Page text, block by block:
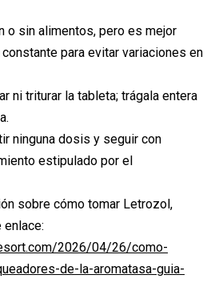
o sin alimentos, pero es mejor
para evitar variaciones en
ni triturar la tableta; trágala entera
ninguna dosis y seguir con
estipulado por el
sobre cómo tomar Letrozol,
2026/04/26/como-
de-la-aromatasa-guia-